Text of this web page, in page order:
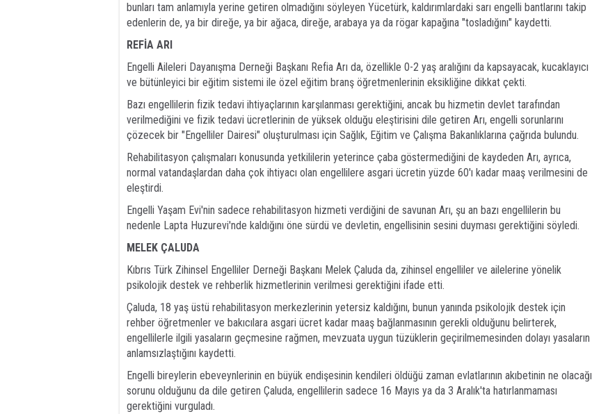
bunları tam anlamıyla yerine getiren olmadığını söyleyen Yücetürk, kaldırımlardaki sarı engelli bantlarını takip
edenlerin de, ya bir direğe, ya bir ağaca, direğe, arabaya ya da rögar kapağına "tosladığını" kaydetti.
REFİA ARI
Engelli Aileleri Dayanışma Derneği Başkanı Refia Arı da, özellikle 0-2 yaş aralığını da kapsayacak, kucaklayıcı
ve bütünleyici bir eğitim sistemi ile özel eğitim branş öğretmenlerinin eksikliğine dikkat çekti.
Bazı engellilerin fizik tedavi ihtiyaçlarının karşılanması gerektiğini, ancak bu hizmetin devlet tarafından
verilmediğini ve fizik tedavi ücretlerinin de yüksek olduğu eleştirisini dile getiren Arı, engelli sorunlarını
çözecek bir "Engelliler Dairesi" oluşturulması için Sağlık, Eğitim ve Çalışma Bakanlıklarına çağrıda bulundu.
Rehabilitasyon çalışmaları konusunda yetkililerin yeterince çaba göstermediğini de kaydeden Arı, ayrıca,
normal vatandaşlardan daha çok ihtiyacı olan engellilere asgari ücretin yüzde 60'ı kadar maaş verilmesini de
eleştirdi.
Engelli Yaşam Evi'nin sadece rehabilitasyon hizmeti verdiğini de savunan Arı, şu an bazı engellilerin bu
nedenle Lapta Huzurevi'nde kaldığını öne sürdü ve devletin, engellisinin sesini duyması gerektiğini söyledi.
MELEK ÇALUDA
Kıbrıs Türk Zihinsel Engelliler Derneği Başkanı Melek Çaluda da, zihinsel engelliler ve ailelerine yönelik
psikolojik destek ve rehberlik hizmetlerinin verilmesi gerektiğini ifade etti.
Çaluda, 18 yaş üstü rehabilitasyon merkezlerinin yetersiz kaldığını, bunun yanında psikolojik destek için
rehber öğretmenler ve bakıcılara asgari ücret kadar maaş bağlanmasının gerekli olduğunu belirterek,
engellilerle ilgili yasaların geçmesine rağmen, mevzuata uygun tüzüklerin geçirilmemesinden dolayı yasaların
anlamsızlaştığını kaydetti.
Engelli bireylerin ebeveynlerinin en büyük endişesinin kendileri öldüğü zaman evlatlarının akıbetinin ne olacağı
sorunu olduğunu da dile getiren Çaluda, engellilerin sadece 16 Mayıs ya da 3 Aralık'ta hatırlanmaması
gerektiğini vurguladı.